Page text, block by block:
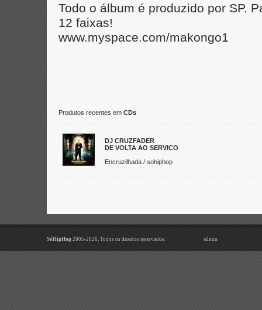
Todo o álbum é produzido por SP.
12 faixas!
www.myspace.com/makongo1
Produtos recentes em CDs
DJ CRUZFADER
DE VOLTA AO SERVICO
Encruzilhada / sohiphop
SóHipHop 2005-2026, Todos os direitos reservados. admin